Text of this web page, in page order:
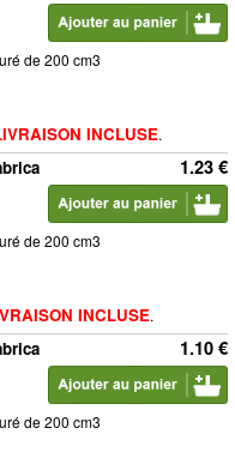
de 200 cm3
INCLUSE.
1.23 €
de 200 cm3
INCLUSE.
1.10 €
de 200 cm3